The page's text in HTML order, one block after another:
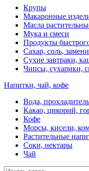
Крупы
Макаронные
Масла
Мука и смеси
Продукты
Сахар, соль,
Сухие завтраки,
Чипсы, сухарики,
Напитки, чай, кофе
Вода,
Какао, цикорий,
Кофе
Морсы, кисели,
Растительные
Соки, нектары
Чай